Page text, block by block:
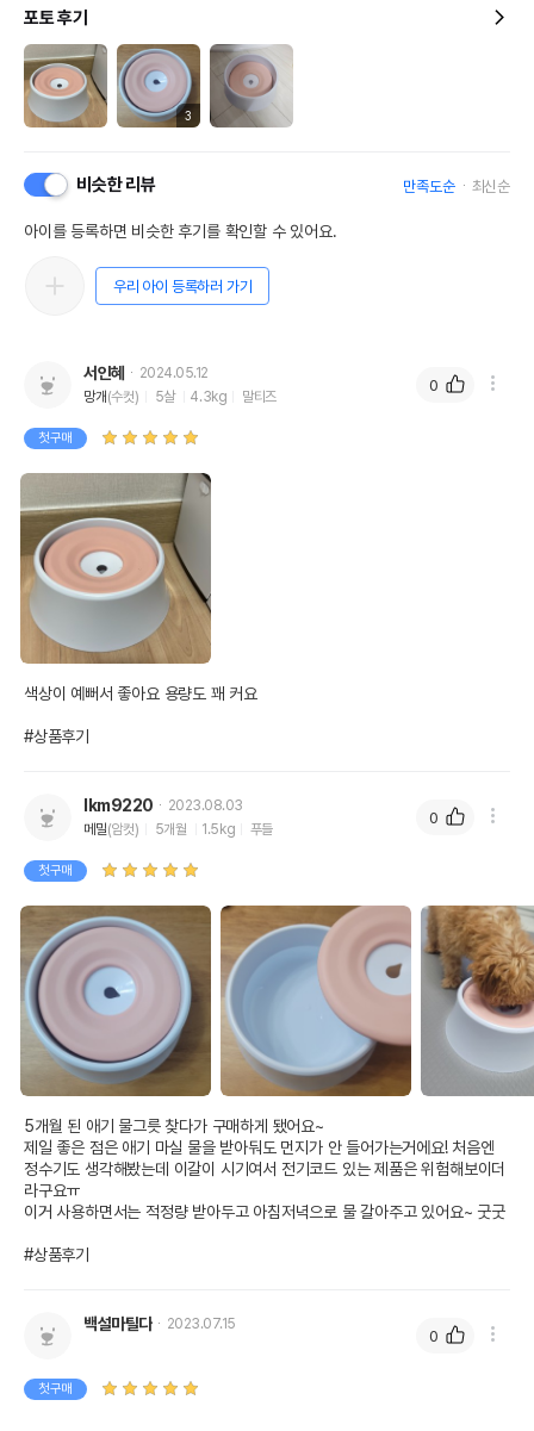
포토 후기
3
비슷한 리뷰 만족도순 최신순
아이를 등록하면 비슷한 후기를 확인할 수 있어요.
우리 아이 등록하러 가기
서인혜
2024.05.12
망개 (수컷) 5살 4.3kg 말티즈
첫구매
색상이 예뻐서 좋아요 용량도 꽤 커요
#상품후기
0
lkm9220
2023.08.03
메밀(암컷) 5개월 1.5kg 푸들
첫구매
5개월 된 애기 물그릇 찾다가 구매하게 됐어요~
제일 좋은 점은 애기 마실 물을 받아둬도 먼지가 안 들어가는거에요! 처음엔
정수기도 생각해봤는데 이갈이 시기여서 전기코드 있는 제품은 위험해보이더
라구요ㅠ
이거 사용하면서는 적정량 받아두고 아침저녁으로 물 갈아주고 있어요~ 굿굿
#상품후기
0
백설마틸다 2023.07.15
첫구매
0